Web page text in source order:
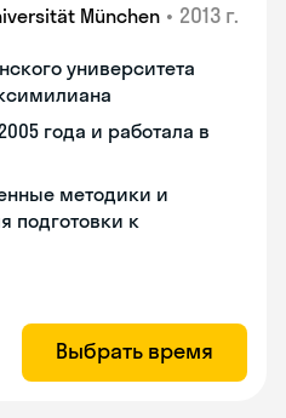
München • 2013 г.
университета
года и работала в
методики и
подготовки к
Выбрать время